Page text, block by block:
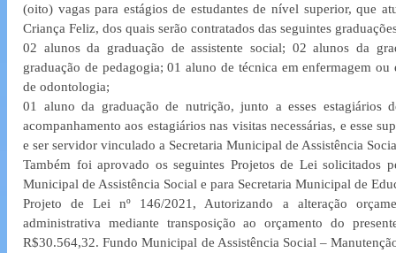
(oito) vagas para estágios de estudantes de nível superior, que
Criança Feliz, dos quais serão contratados das seguintes
02 alunos da graduação de assistente social; 02 alunos da
graduação de pedagogia; 01 aluno de técnica em enfermagem
de odontologia;
01 aluno da graduação de nutrição, junto a esses estagiários
acompanhamento aos estagiários nas visitas necessárias, e esse
e ser servidor vinculado a Secretaria Municipal de Assistência
Também foi aprovado os seguintes Projetos de Lei solicitados
Municipal de Assistência Social e para Secretaria Municipal de
Projeto de Lei nº 146/2021, Autorizando a alteração
administrativa mediante transposição ao orçamento do
R$30.564,32. Fundo Municipal de Assistência Social –